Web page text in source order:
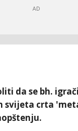
da se bh.
svijeta crta